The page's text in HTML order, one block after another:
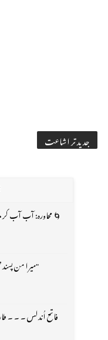
جدید تر اشاعت
🌀 محاورہ: آب آب کر
"میرا من
فاتح اُندلس ۔ ۔ ۔